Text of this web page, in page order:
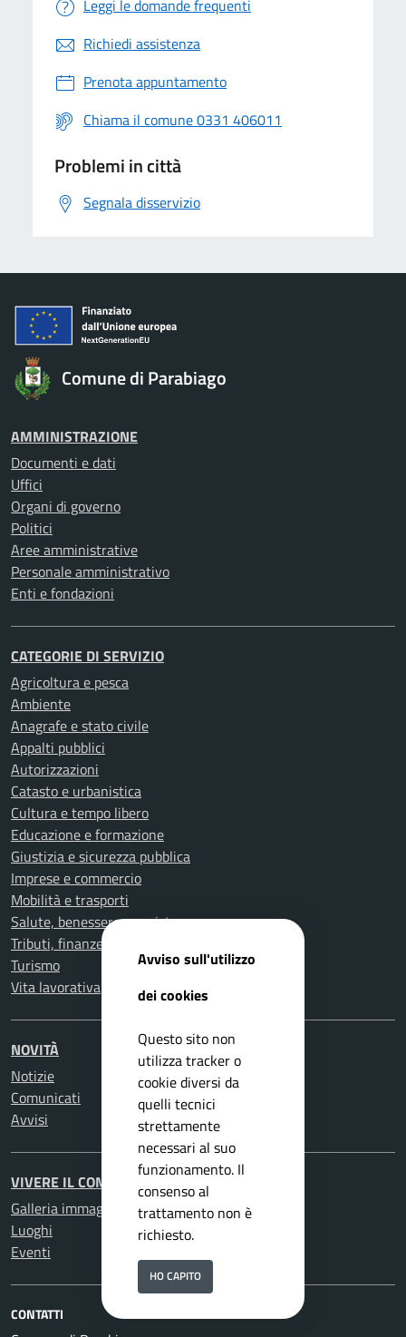
Leggi le domande frequenti
Richiedi assistenza
Prenota appuntamento
Chiama il comune 0331 406011
Problemi in città
Segnala disservizio
Comune di Parabiago
AMMINISTRAZIONE
Documenti e dati
Uffici
Organi di governo
Politici
Aree amministrative
Personale amministrativo
Enti e fondazioni
CATEGORIE DI SERVIZIO
Agricoltura e pesca
Ambiente
Anagrafe e stato civile
Appalti pubblici
Autorizzazioni
Catasto e urbanistica
Cultura e tempo libero
Educazione e formazione
Giustizia e sicurezza pubblica
Imprese e commercio
Mobilità e trasporti
Salute, benessere e assistenza
Tributi, finanze e contravvenzioni
Turismo
Vita lavorativa
NOVITÀ
Notizie
Comunicati
Avvisi
VIVERE IL COMUNE
Galleria immagini
Luoghi
Eventi
CONTATTI
Avviso sull'utilizzo
dei cookies
Questo sito non
utilizza tracker o
cookie diversi da
quelli tecnici
strettamente
necessari al suo
funzionamento. Il
consenso al
trattamento non è
richiesto.
HO CAPITO